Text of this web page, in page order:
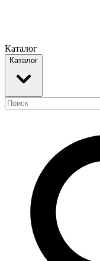
Каталог
Каталог